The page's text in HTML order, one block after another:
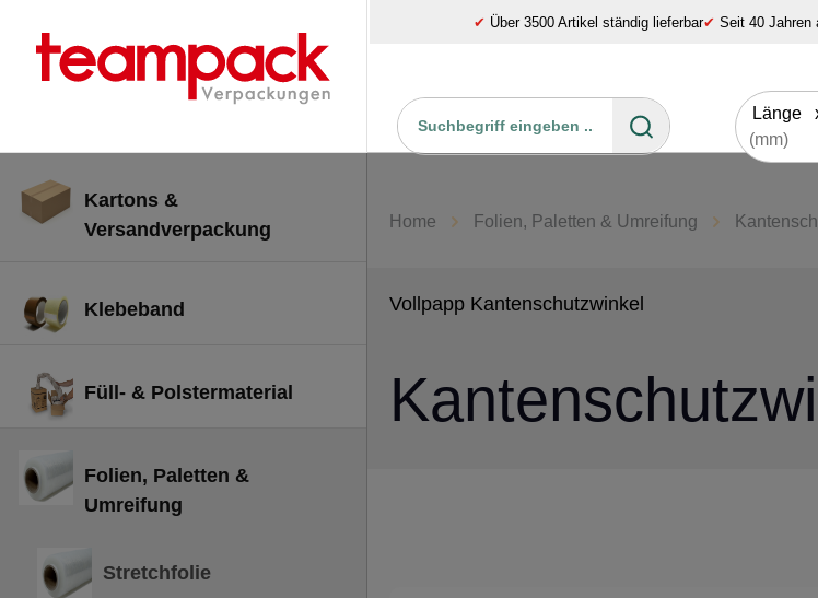
springen ✔ Über 3500 Artikel ständig lieferbar✔ Seit 40 Jahren
Länge
Kartons &
Versandverpackung
Klebeband
Füll- & Polstermaterial
Folien, Paletten &
Umreifung
Stretchfolie
Home Folien, Paletten & Umreifung
Vollpapp Kantenschutzwinkel